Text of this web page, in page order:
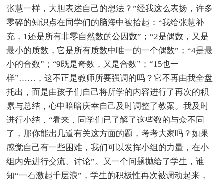
张慧一样，大胆表述自己的想法？”经我这么表扬，许多
零碎的知识点在同学们的脑海中被拾起：“我给张慧补
充，1还是所有非零自然数的公因数”；“2是偶数，又是
最小的质数，它是所有质数中唯一的一个偶数”；“4是最
小的合数”；“9既是奇数，又是合数”；“15也一
样”……，这不正是教师所要强调的吗？它不再由我全盘
托出，而是由孩子们自己将所学的内容进行了再次的积
累与总结，心中暗暗庆幸自己及时调整了教案。我及时
进行小结，“看来，同学们已了解了这些数的与众不同
了，那你能出几道有关这方面的题，考考大家吗？如果
感觉自己有一些困难，我们可以发挥小组的力量，在小
组内先进行交流、讨论”。又一个问题抛给了学生，谁
知“一石激起千层浪”，学生的积极性再次被调动起来，